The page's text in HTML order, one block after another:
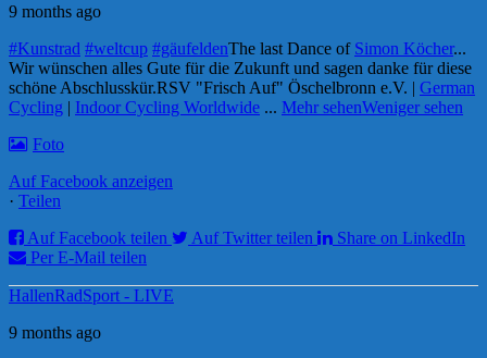
9 months ago
#Kunstrad #weltcup #gäufeldenThe last Dance of Simon Köcher...
Wir wünschen alles Gute für die Zukunft und sagen danke für diese
schöne Abschlusskür.RSV "Frisch Auf" Öschelbronn e.V. | German
Cycling | Indoor Cycling Worldwide ... Mehr sehenWeniger sehen
Foto
Auf Facebook anzeigen
· Teilen
Auf Facebook teilen
Auf Twitter teilen
Share on LinkedIn
Per E-Mail teilen
HallenRadSport - LIVE
9 months ago